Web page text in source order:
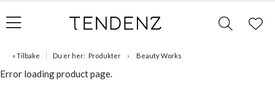
« Tilbake Du er her: Produkter Beauty Works
Error loading product page.